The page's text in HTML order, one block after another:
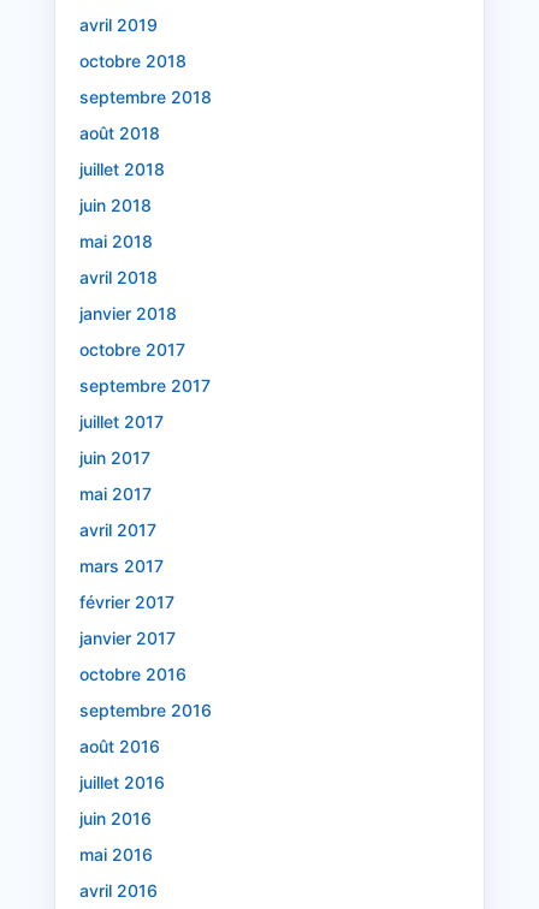
avril 2019
octobre 2018
septembre 2018
août 2018
juillet 2018
juin 2018
mai 2018
avril 2018
janvier 2018
octobre 2017
septembre 2017
juillet 2017
juin 2017
mai 2017
avril 2017
mars 2017
février 2017
janvier 2017
octobre 2016
septembre 2016
août 2016
juillet 2016
juin 2016
mai 2016
avril 2016